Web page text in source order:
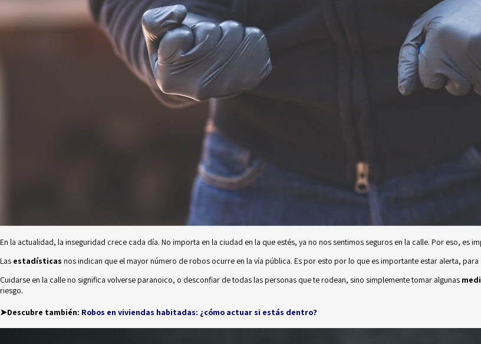
En la actualidad, la inseguridad crece cada día. No importa en la ciudad en la que estés, ya no nos sentimos seguros en la calle. Por eso, es
Las estadísticas nos indican que el mayor número de robos ocurre en la vía pública. Es por esto por lo que es importante estar alerta, para
Cuidarse en la calle no significa volverse paranoico, o desconfiar de todas las personas que te rodean, sino simplemente tomar algunas
riesgo.
➤Descubre también: Robos en viviendas habitadas: ¿cómo actuar si estás dentro?